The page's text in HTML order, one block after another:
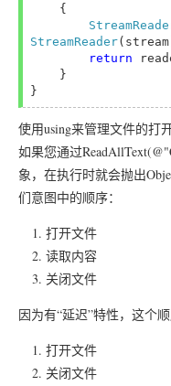
StreamReader
return
使用using来管理文件的打
如果您通过
象，在执行时就会抛出
们意图中的顺序：
打开文件
读取内容
关闭文件
因为有“延迟”特性，这个顺
打开文件
关闭文件